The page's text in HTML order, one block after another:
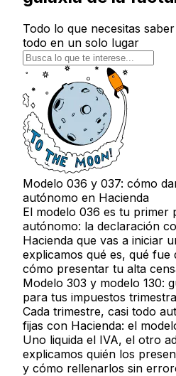
Todo lo que necesitas
todo en un solo lugar
Modelo 036 y 037: cómo
autónomo en Hacienda
El modelo 036 es tu primer
autónomo: la declaración
Hacienda que vas a iniciar
explicamos qué es, qué fue
cómo presentar tu alta
Modelo 303 y modelo 130:
para tus impuestos
Cada trimestre, casi todo
fijas con Hacienda: el
Uno liquida el IVA, el otro
explicamos quién los
y cómo rellenarlos sin